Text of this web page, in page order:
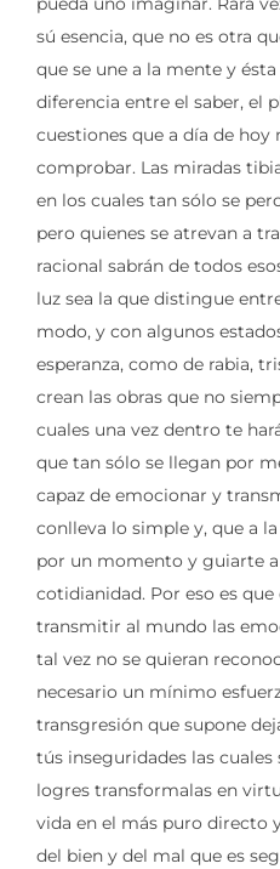
sú esencia, que no es otra
que se une a la mente y
diferencia entre el saber, el
cuestiones que a día de hoy
comprobar. Las miradas
en los cuales tan sólo se
pero quienes se atrevan a
racional sabrán de todos
luz sea la que distingue
modo, y con algunos
esperanza, como de rabia,
crean las obras que no
cuales una vez dentro te
que tan sólo se llegan por
capaz de emocionar y
conlleva lo simple y, que a
por un momento y guiarte
cotidianidad. Por eso es
transmitir al mundo las
tal vez no se quieran
necesario un mínimo
transgresión que supone
tús inseguridades las cuales
logres transformalas en
vida en el más puro directo
del bien y del mal que es